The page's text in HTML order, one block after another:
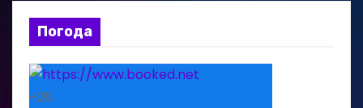
Погода
+25